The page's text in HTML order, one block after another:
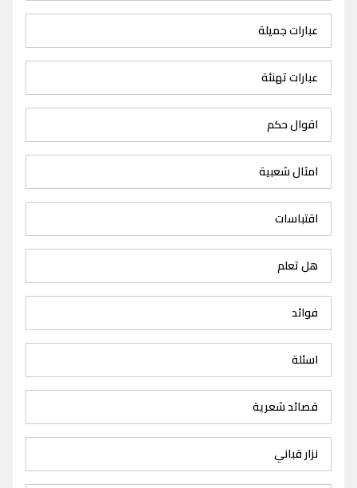
عبارات جميلة
عبارات تهنئة
اقوال حكم
امثال شعبية
اقتباسات
هل تعلم
فوائد
اسئلة
قصائد شعرية
نزار قباني